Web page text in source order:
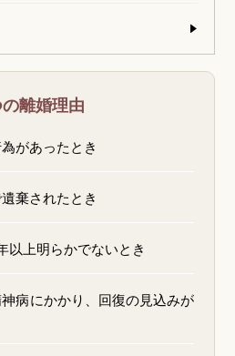
離婚理由
があったとき
棄されたとき
以上明らかでないとき
病にかかり、回復の見込みが